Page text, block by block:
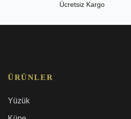
Ücretsiz Kargo
ÜRÜNLER
Yüzük